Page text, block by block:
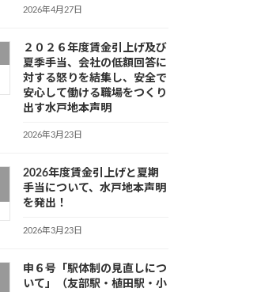
2026年4月27日
２０２６年度賃金引上げ及び
夏季手当、会社の低額回答に
対する怒りを結集し、安全で
安心して働ける職場をつくり
出す水戸地本声明
2026年3月23日
2026年度賃金引上げと夏期
手当について、水戸地本声明
を発出！
2026年3月23日
申６号「駅体制の見直しにつ
いて」（友部駅・植田駅・小